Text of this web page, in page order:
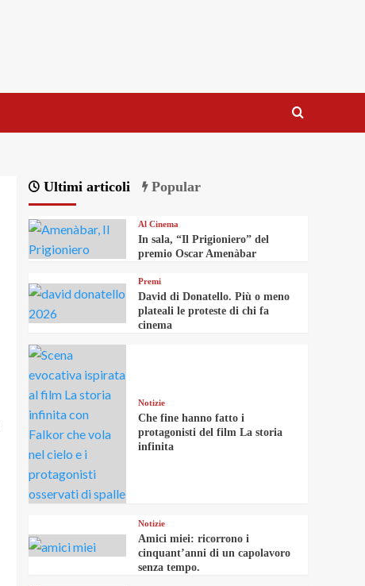
Ultimi articoli Popular
Al Cinema
In sala, “Il Prigioniero” del
premio Oscar Amenàbar
Premi
David di Donatello. Più o meno
plateali le proteste di chi fa
cinema
Notizie
Che fine hanno fatto i
protagonisti del film La storia
infinita
Notizie
Amici miei: ricorrono i
cinquant’anni di un capolavoro
senza tempo.